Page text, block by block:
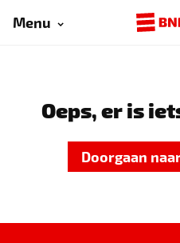
Menu
Oeps, er is
Doorgaan